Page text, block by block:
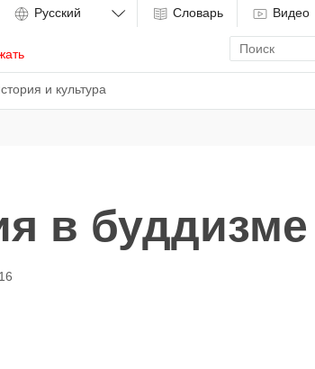
и культура
Словарь Видео
Enter
search
term
в буддизме